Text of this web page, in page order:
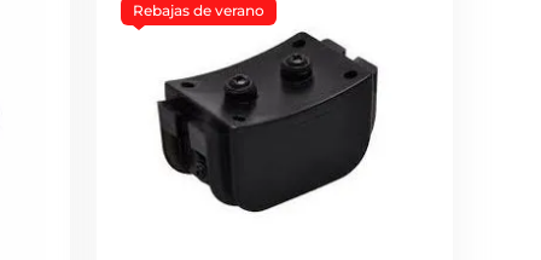
Rebajas de verano